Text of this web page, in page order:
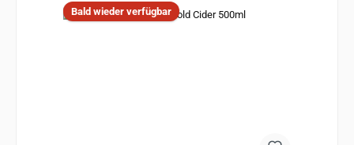
Bald wieder verfügbar